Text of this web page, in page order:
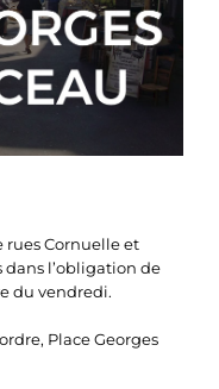
rues Cornuelle et
dans l’obligation de
du vendredi.
Place Georges